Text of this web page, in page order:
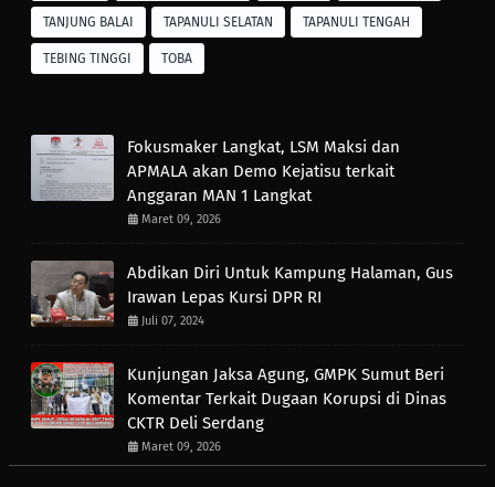
TANJUNG BALAI TAPANULI SELATAN TAPANULI TENGAH
TEBING TINGGI TOBA
Fokusmaker Langkat, LSM Maksi dan
APMALA akan Demo Kejatisu terkait
Anggaran MAN 1 Langkat
Maret 09, 2026
Abdikan Diri Untuk Kampung Halaman, Gus
Irawan Lepas Kursi DPR RI
Juli 07, 2024
Kunjungan Jaksa Agung, GMPK Sumut Beri
Komentar Terkait Dugaan Korupsi di Dinas
CKTR Deli Serdang
Maret 09, 2026